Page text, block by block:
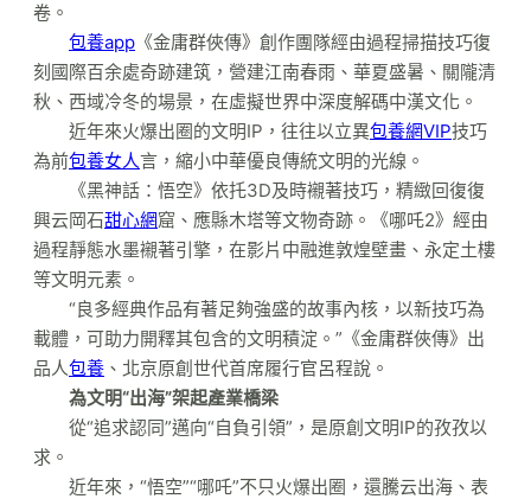
卷。
包養app 《金庸群俠傳》創作團隊經由過程掃描技巧復
刻國際百余處奇跡建筑，營建江南春雨、華夏盛暑、關隴清
秋、西域冷冬的場景，在虛擬世界中深度解碼中漢文化。
近年來火爆出圈的文明IP，往往以立異包養網VIP技巧
為前包養女人言，縮小中華優良傳統文明的光線。
《黑神話：悟空》依托3D及時襯著技巧，精緻回復復
興云岡石甜心網窟、應縣木塔等文物奇跡。《哪吒2》經由
過程靜態水墨襯著引擎，在影片中融進敦煌壁畫、永定土樓
等文明元素。
“良多經典作品有著足夠強盛的故事內核，以新技巧為
載體，可助力開釋其包含的文明積淀。”《金庸群俠傳》出
品人包養 、北京原創世代首席履行官呂程說。
為文明“出海”架起產業橋梁
從“追求認同”邁向“自負引領”，是原創文明IP的孜孜以
求。
近年來，“悟空”“哪吒”不只火爆出圈，還騰云出海、表